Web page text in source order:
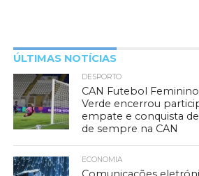
ÚLTIMAS NOTÍCIAS
DESPORTO
CAN Futebol
Verde encerrou
empate e conquista
de sempre na CAN
ECONOMIA